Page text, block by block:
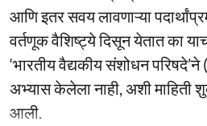
आणि इतर सवय लावणाऱ्या
वर्तणूक वैशिष्ट्ये दिसून येतात का
‘भारतीय वैद्यकीय संशोधन
अभ्यास केलेला नाही, अशी माहिती
आली.